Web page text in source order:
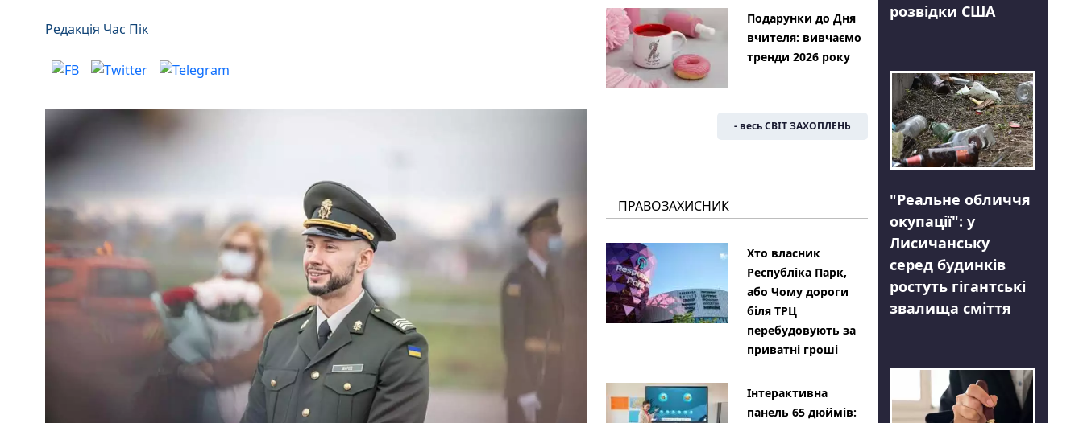
Редакція Час Пік
Подарунки до Дня
вчителя: вивчаємо
тренди 2026 року
- весь СВІТ ЗАХОПЛЕНЬ
ПРАВОЗАХИСНИК
Хто власник
Республіка Парк,
або Чому дороги
біля ТРЦ
перебудовують за
приватні гроші
Інтерактивна
панель 65 дюймів:
розвідки США
"Реальне обличчя
окупації": у
Лисичанську
серед будинків
ростуть гігантські
звалища сміття